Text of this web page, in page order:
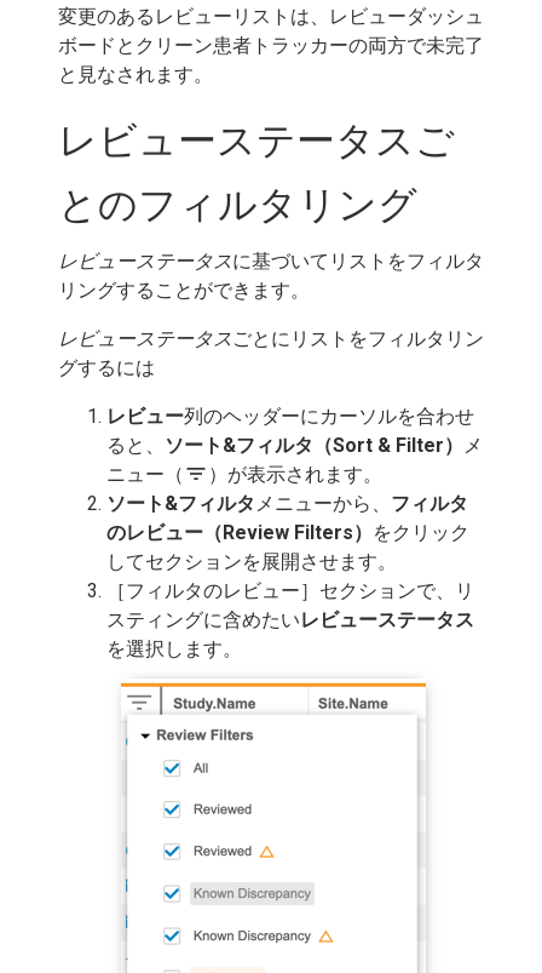
変更のあるレビューリストは、レビューダッシュ
ボードとクリーン患者トラッカーの両方で未完了
と見なされます。
レビューステータスご
とのフィルタリング
レビューステータスに基づいてリストをフィルタ
リングすることができます。
レビューステータスごとにリストをフィルタリン
グするには
レビュー列のヘッダーにカーソルを合わせ
ると、
ソート&フィルタ（Sort & Filter） メ
ニュー（ filter_list ）が表示されます。
ソート&フィルタ メニューから、 フィルタ
のレビュー（Review Filters） をクリック
してセクションを展開させます。
［フィルタのレビュー］セクションで、リ
スティングに含めたいレビューステータス
を選択します。